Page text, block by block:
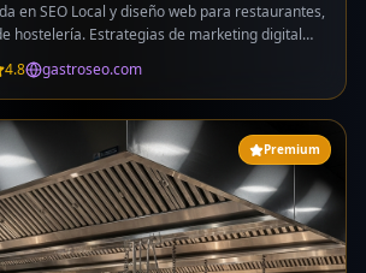
en SEO Local y diseño web para restaurantes,
hostelería. Estrategias de marketing digital
visibilidad online, reservas y ventas.
en Google Maps, optimización de
web profesional.
4.8 gastroseo.com
Premium